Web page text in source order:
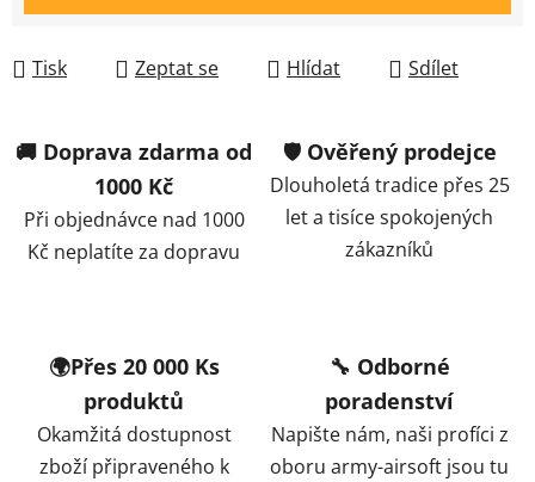
Tisk Zeptat se Hlídat Sdílet
🚚 Doprava zdarma od
1000 Kč
Při objednávce nad 1000
Kč neplatíte za dopravu
🛡️ Ověřený prodejce
Dlouholetá tradice přes 25
let a tisíce spokojených
zákazníků
🌍Přes 20 000 Ks
produktů
Okamžitá dostupnost
zboží připraveného k
🔧 Odborné
poradenství
Napište nám, naši profíci z
oboru army-airsoft jsou tu